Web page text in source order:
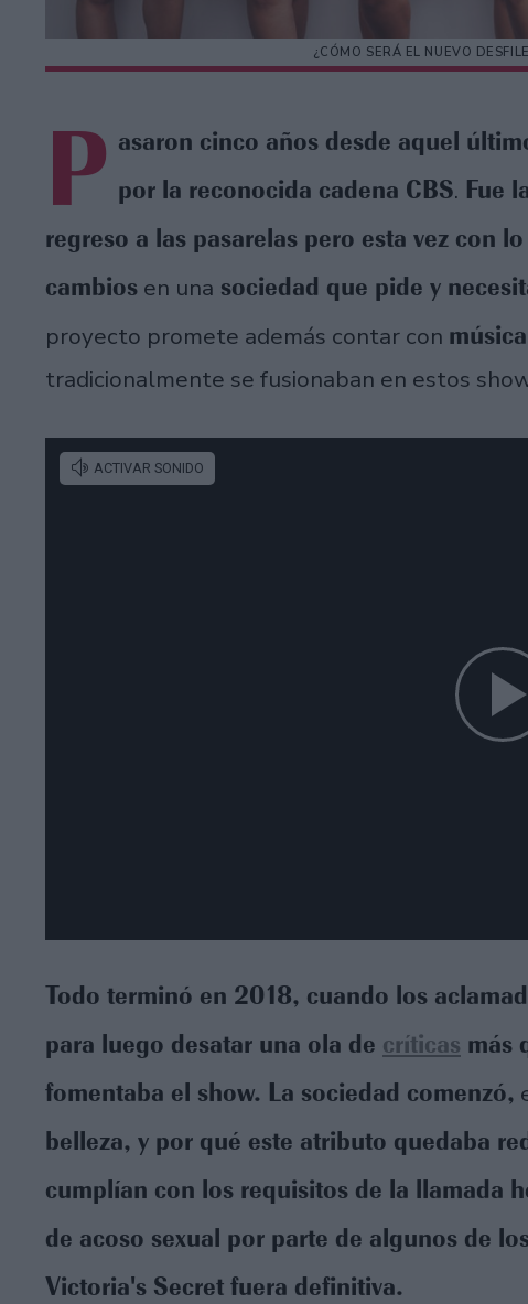
¿CÓMO SERÁ EL NUEVO
P asaron cinco años desde aquel
por la reconocida cadena CBS. Fue
regreso a las pasarelas pero esta vez con
cambios en una sociedad que pide y
proyecto promete además contar con
tradicionalmente se fusionaban en estos
Todo terminó en 2018, cuando los
para luego desatar una ola de críticas más
fomentaba el show. La sociedad comenzó,
belleza, y por qué este atributo quedaba
cumplían con los requisitos de la llamada
de acoso sexual por parte de algunos de
Victoria's Secret fuera definitiva.